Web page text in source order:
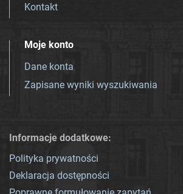
Kontakt
Moje konto
Dane konta
Zapisane wyniki wyszukiwania
Informacje dodatkowe:
Polityka prywatności
Deklaracja dostępności